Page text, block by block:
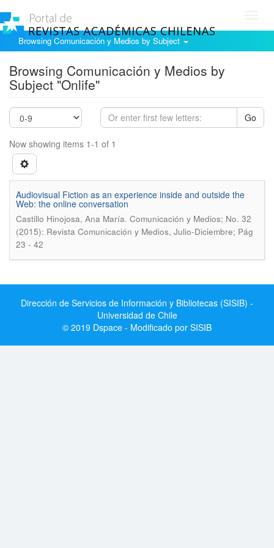
Browsing Comunicación y Medios by Subject
Browsing Comunicación y Medios by
Subject "Onlife"
Go
Now showing items 1-1 of 1
Audiovisual Fiction as an experience inside and outside the
Web: the online conversation
Castillo Hinojosa, Ana María. Comunicación y Medios; No. 32
(2015): Revista Comunicación y Medios, Julio-Diciembre; Pág
23 - 42
Dirección de Servicios de Información y Bibliotecas (SISIB) -
Universidad de Chile
© 2019 Dspace - Modificado por SISIB